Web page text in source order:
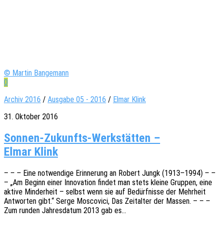
© Martin Bangemann
0
Archiv 2016 / Ausgabe 05 - 2016 / Elmar Klink
31. Oktober 2016
Sonnen-Zukunfts-Werkstätten –
Elmar Klink
– – – Eine notwen­di­ge Erin­ne­rung an Robert Jungk (1913–1994) – –
– „Am Beginn einer Inno­va­ti­on findet man stets kleine Grup­pen, eine
aktive Minder­heit – selbst wenn sie auf Bedürf­nis­se der Mehr­heit
Antwor­ten gibt.“ Serge Mosco­vici, Das Zeit­al­ter der Massen. – – –
Zum runden Jahres­da­tum 2013 gab es…